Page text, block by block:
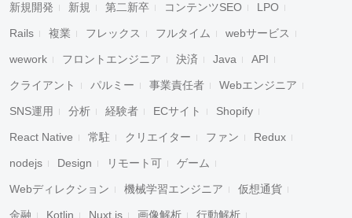
新規開発 新規 第二新卒 コンテンツSEO LPO
Rails 複業 フレックス フルタイム webサービス
wework フロントエンジニア 決済 Java API
クライアント パルミー 事業責任者 Webエンジニア
SNS運用 分析 経験者 ECサイト Shopify
React Native 常駐 クリエイター ファン Redux
nodejs Design リモート可 ゲーム
Webディレクション 機械学習エンジニア 仮想通貨
金融 Kotlin Nuxt.js 画像解析 行動解析